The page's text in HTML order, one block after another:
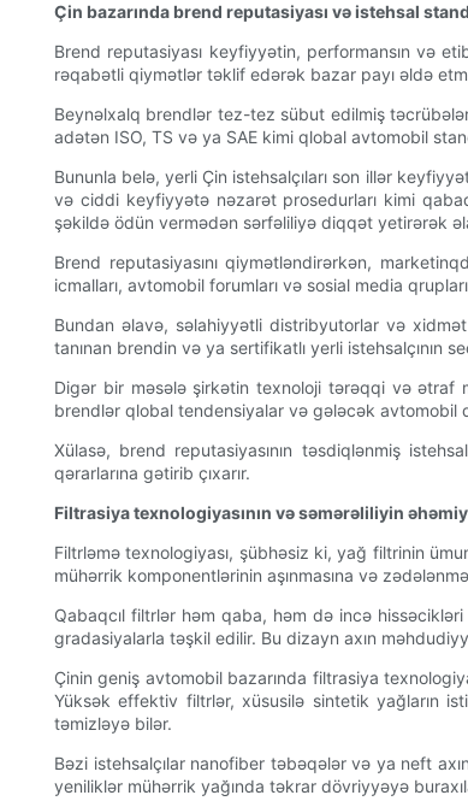
Çin bazarında brend reputasiyası və istehsal
Brend reputasiyası keyfiyyətin, performansın və
rəqabətli qiymətlər təklif edərək bazar payı əldə
Beynəlxalq brendlər tez-tez sübut edilmiş
adətən ISO, TS və ya SAE kimi qlobal avtomobil
Bununla belə, yerli Çin istehsalçıları son illər
və ciddi keyfiyyətə nəzarət prosedurları kimi
şəkildə ödün vermədən sərfəliliyə diqqət yetirərək
Brend reputasiyasını qiymətləndirərkən,
icmalları, avtomobil forumları və sosial media
Bundan əlavə, səlahiyyətli distribyutorlar və
tanınan brendin və ya sertifikatlı yerli istehsalçının
Digər bir məsələ şirkətin texnoloji tərəqqi və ətraf
brendlər qlobal tendensiyalar və gələcək avtomobil
Xülasə, brend reputasiyasının təsdiqlənmiş
qərarlarına gətirib çıxarır.
Filtrasiya texnologiyasının və səmərəliliyin
Filtrləmə texnologiyası, şübhəsiz ki, yağ filtrinin
mühərrik komponentlərinin aşınmasına və
Qabaqcıl filtrlər həm qaba, həm də incə
gradasiyalarla təşkil edilir. Bu dizayn axın
Çinin geniş avtomobil bazarında filtrasiya
Yüksək effektiv filtrlər, xüsusilə sintetik yağların
təmizləyə bilər.
Bəzi istehsalçılar nanofiber təbəqələr və ya neft
yeniliklər mühərrik yağında təkrar dövriyyəyə